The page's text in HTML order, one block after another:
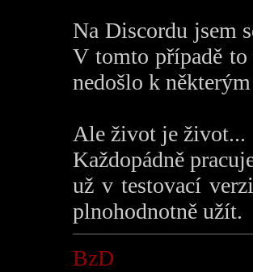
Na Discordu jsem
V tomto případě
nedošlo k
Ale život je život...
Každopádně
už v testovací
plnohodnotně užít.
BzD